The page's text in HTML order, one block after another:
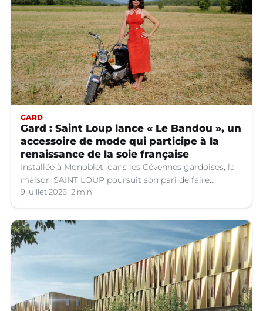
GARD
Gard : Saint Loup lance « Le Bandou », un
accessoire de mode qui participe à la
renaissance de la soie française
Installée à Monoblet, dans les Cévennes gardoises, la
maison SAINT LOUP poursuit son pari de faire
renaître la soie française.
9 juillet 2026 2 min